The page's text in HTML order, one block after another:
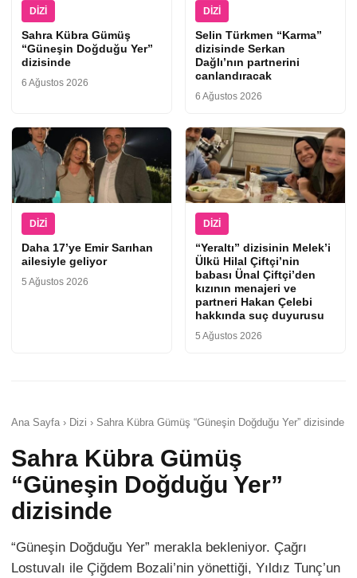
DIZI
Sahra Kübra Gümüş
“Güneşin Doğduğu Yer”
dizisinde
6 Ağustos 2026
DIZI
Selin Türkmen “Karma”
dizisinde Serkan
Dağlı’nın partnerini
canlandıracak
6 Ağustos 2026
DIZI
Daha 17’ye Emir Sarıhan
ailesiyle geliyor
5 Ağustos 2026
DIZI
“Yeraltı” dizisinin Melek’i
Ülkü Hilal Çiftçi’nin
babası Ünal Çiftçi’den
kızının menajeri ve
partneri Hakan Çelebi
hakkında suç duyurusu
5 Ağustos 2026
Ana Sayfa › Dizi › Sahra Kübra Gümüş “Güneşin Doğduğu Yer” dizisinde
Sahra Kübra Gümüş
“Güneşin Doğduğu Yer”
dizisinde
“Güneşin Doğduğu Yer” merakla bekleniyor. Çağrı
Lostuvalı ile Çiğdem Bozali’nin yönettiği, Yıldız Tunç’un